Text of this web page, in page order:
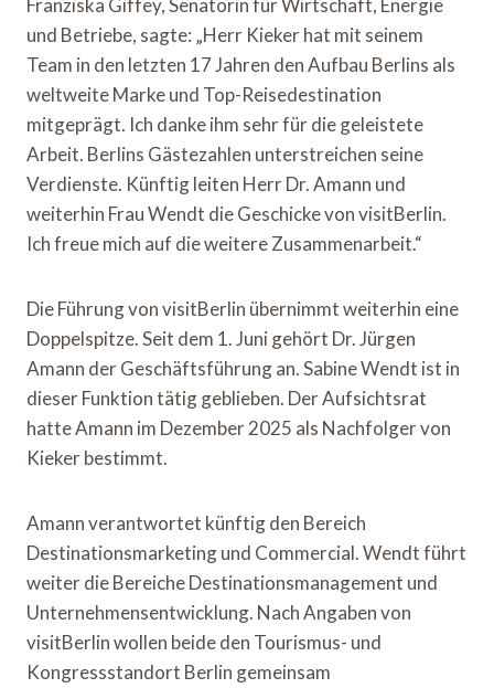
und Betriebe, sagte: „Herr Kieker hat mit seinem
Team in den letzten 17 Jahren den Aufbau Berlins als
weltweite Marke und Top-Reisedestination
mitgeprägt. Ich danke ihm sehr für die geleistete
Arbeit. Berlins Gästezahlen unterstreichen seine
Verdienste. Künftig leiten Herr Dr. Amann und
weiterhin Frau Wendt die Geschicke von visitBerlin.
Ich freue mich auf die weitere Zusammenarbeit.“
Die Führung von visitBerlin übernimmt weiterhin eine
Doppelspitze. Seit dem 1. Juni gehört Dr. Jürgen
Amann der Geschäftsführung an. Sabine Wendt ist in
dieser Funktion tätig geblieben. Der Aufsichtsrat
hatte Amann im Dezember 2025 als Nachfolger von
Kieker bestimmt.
Amann verantwortet künftig den Bereich
Destinationsmarketing und Commercial. Wendt führt
weiter die Bereiche Destinationsmanagement und
Unternehmensentwicklung. Nach Angaben von
visitBerlin wollen beide den Tourismus- und
Kongressstandort Berlin gemeinsam